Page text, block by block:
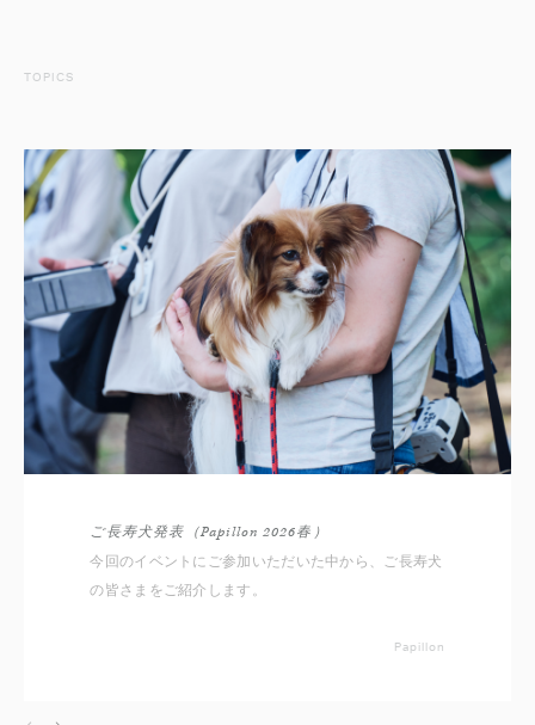
TOPICS
ご長寿犬発表（Papillon 2026春）
今回のイベントにご参加いただいた中から、ご長寿犬
の皆さまをご紹介します。
Papillon